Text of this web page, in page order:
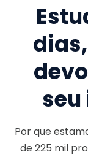
Por que
de225 mil